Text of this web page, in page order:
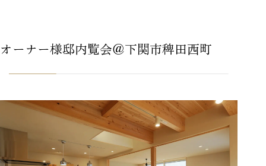
オーナー様邸内覧会＠下関市稗田西町